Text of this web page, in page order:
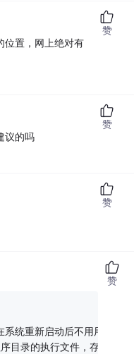
位置，网上绝对有
赞
议的吗
赞
赞
系统重新启动后不用用
目录的执行文件，存在则进
赞